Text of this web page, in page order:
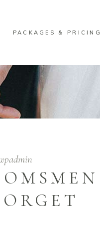
PACKAGES & PRICING